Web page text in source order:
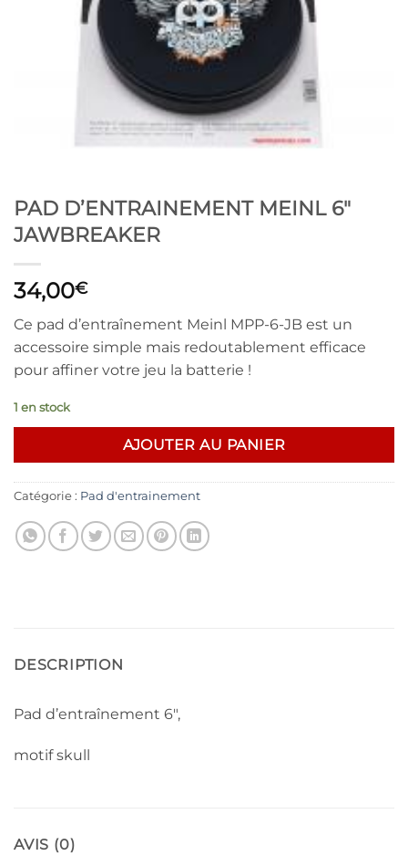
PAD D’ENTRAINEMENT MEINL 6″
JAWBREAKER
34,00€
Ce pad d’entraînement Meinl MPP-6-JB est un
accessoire simple mais redoutablement efficace
pour affiner votre jeu la batterie !
1 en stock
AJOUTER AU PANIER
Catégorie : Pad d'entrainement
DESCRIPTION
Pad d’entraînement 6″,
motif skull
AVIS (0)